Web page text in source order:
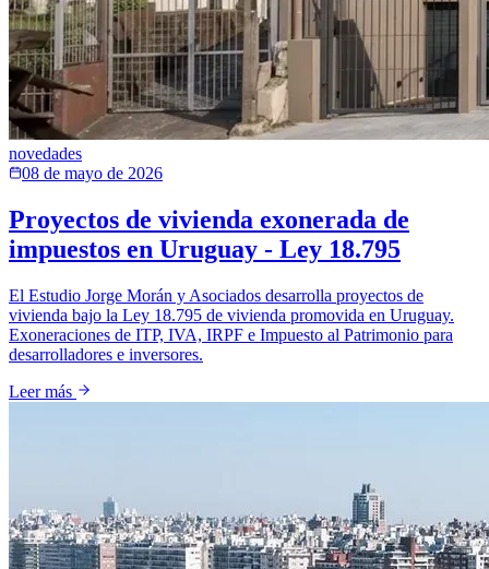
novedades
08 de mayo de 2026
Proyectos de vivienda exonerada de
impuestos en Uruguay - Ley 18.795
El Estudio Jorge Morán y Asociados desarrolla proyectos de
vivienda bajo la Ley 18.795 de vivienda promovida en Uruguay.
Exoneraciones de ITP, IVA, IRPF e Impuesto al Patrimonio para
desarrolladores e inversores.
Leer más